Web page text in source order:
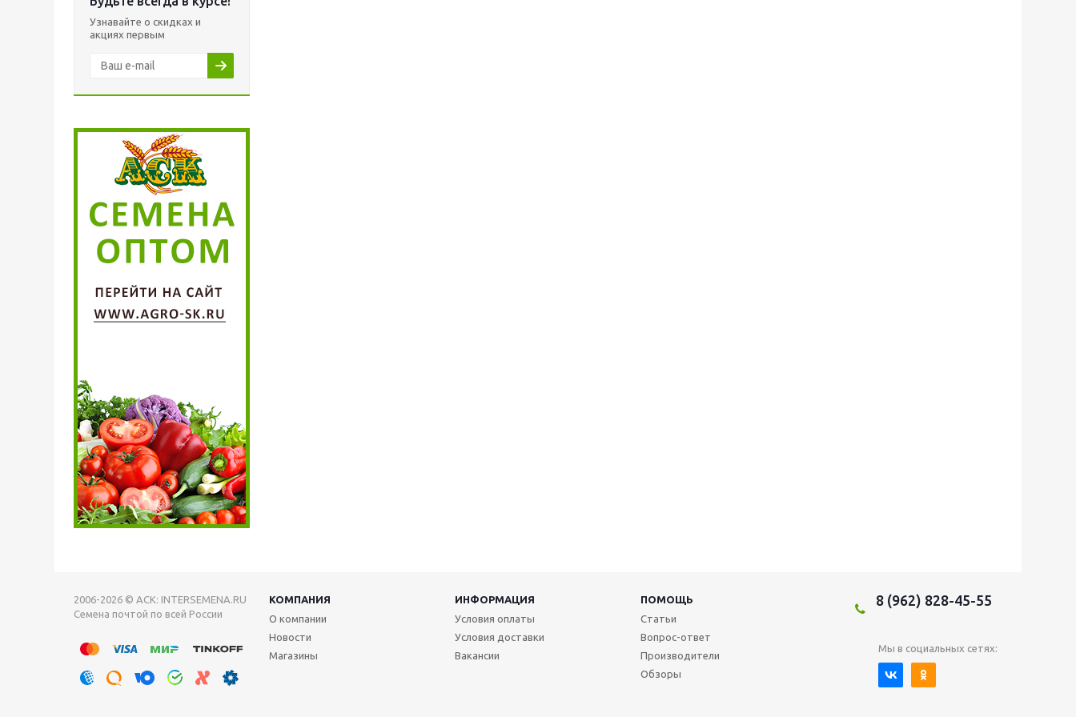
Узнавайте о скидках и
акциях первым
2006-2026 © АСК: INTERSEMENA.RU
Семена почтой по всей России
КОМПАНИЯ ИНФОРМАЦИЯ
ПОМОЩЬ
О компании
Новости
Магазины
Условия оплаты
Условия доставки
Вакансии
Статьи
Вопрос-ответ
Производители
Обзоры
8 (962) 828-45-55
Мы в социальных сетях: